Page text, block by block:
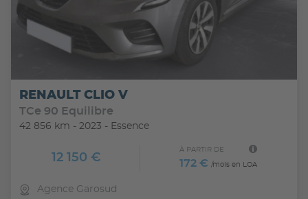
Cache-bagages amovible
Cartographie France
Ceintures de securite AR 3 points
Ceintures de securite AV reglables en hauteur
Classe energetique C
Climatisation a reglage manuel
Condamnation centralisee a distance
RENAULT CLIO V
TCe 90 Equilibre
42 856 km - 2023 - Essence
12 150 €
À PARTIR DE
172 € /mois en LOA
Agence Garosud